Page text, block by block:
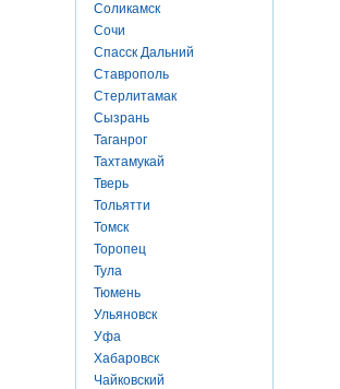
Соликамск
Сочи
Спасск Дальний
Ставрополь
Стерлитамак
Сызрань
Таганрог
Тахтамукай
Тверь
Тольятти
Томск
Торопец
Тула
Тюмень
Ульяновск
Уфа
Хабаровск
Чайковский